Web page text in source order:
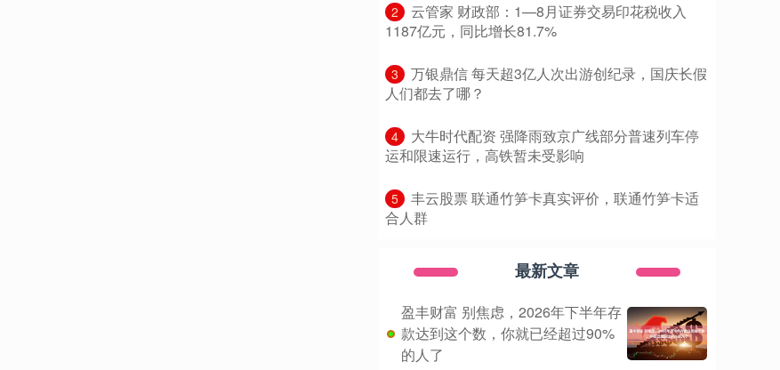
2
​云管家 财政部：1—8月证券交易印花税收入
1187亿元，同比增长81.7%
3
​万银鼎信 每天超3亿人次出游创纪录，国庆长假
人们都去了哪？
4
​大牛时代配资 强降雨致京广线部分普速列车停
运和限速运行，高铁暂未受影响
5
​丰云股票 联通竹笋卡真实评价，联通竹笋卡适
合人群
最新文章
盈丰财富 别焦虑，2026年下半年存
款达到这个数，你就已经超过90%
的人了